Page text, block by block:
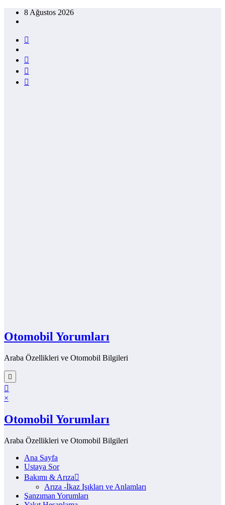
İçeriğe8 Ağustos 2026
Otomobil Yorumları
Araba Özellikleri ve Otomobil Bilgileri
×
Otomobil Yorumları
Araba Özellikleri ve Otomobil Bilgileri
Ana Sayfa
Ustaya Sor
Bakımı & Arıza
Arıza -İkaz Işıkları ve Anlamları
Şanzıman Yorumları